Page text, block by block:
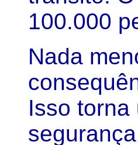
100.000
Nada
Isso torna